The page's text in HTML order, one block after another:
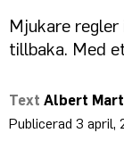
Mjukare
tillbaka. Med
Albert
3 april,